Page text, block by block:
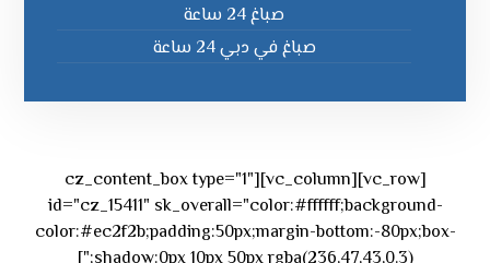
صباغ 24 ساعة
صباغ في دبي 24 ساعة
[vc_row][vc_column][cz_content_box type="1"
id="cz_15411" sk_overall="color:#ffffff;background-
color:#ec2f2b;padding:50px;margin-bottom:-80px;box-